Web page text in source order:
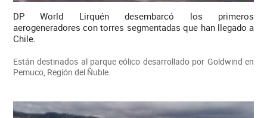
DP World Lirquén desembarcó los primeros
aerogeneradores con torres segmentadas que han llegado a
Chile.
Están destinados al parque eólico desarrollado por Goldwind en
Pemuco, Región del Ñuble.